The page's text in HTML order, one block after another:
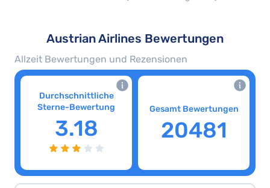
Austrian Airlines Bewertungen
Allzeit Bewertungen und Rezensionen
Durchschnittliche
Sterne-Bewertung
3.18
Gesamt Bewertungen
20481